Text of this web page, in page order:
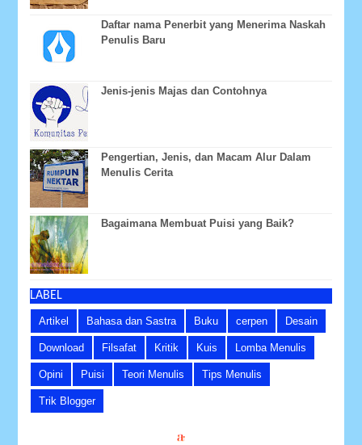
Daftar nama Penerbit yang Menerima Naskah
Penulis Baru
Jenis-jenis Majas dan Contohnya
Pengertian, Jenis, dan Macam Alur Dalam
Menulis Cerita
Bagaimana Membuat Puisi yang Baik?
LABEL
Artikel Bahasa dan Sastra Buku cerpen Desain
Download Filsafat Kritik Kuis Lomba Menulis
Opini Puisi Teori Menulis Tips Menulis
Trik Blogger